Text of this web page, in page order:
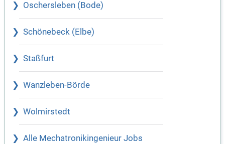
Oschersleben (Bode)
Schönebeck (Elbe)
Staßfurt
Wanzleben-Börde
Wolmirstedt
Alle Mechatronikingenieur Jobs